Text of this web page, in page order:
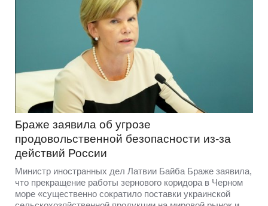
Браже заявила об угрозе
продовольственной безопасности из-за
действий России
Министр иностранных дел Латвии Байба Браже заявила,
что прекращение работы зернового коридора в Черном
море «существенно сократило поставки украинской